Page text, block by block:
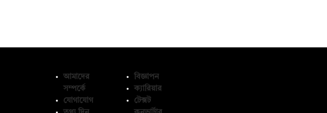
আমাদের
সম্পর্কে
যোগাযোগ
বিজ্ঞাপন
ক্যারিয়ার
টেক্সট